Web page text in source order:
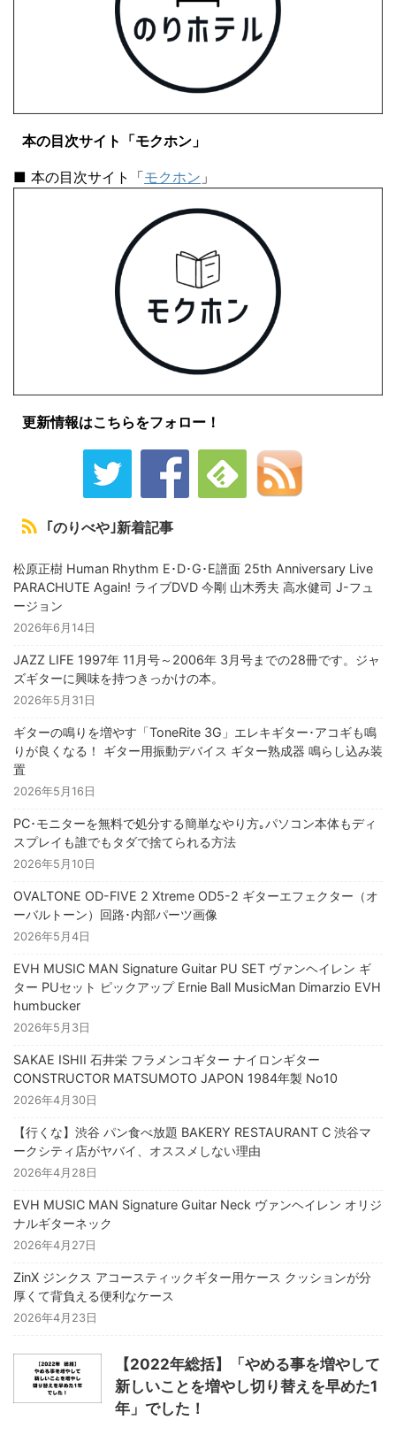
本の目次サイト「モクホン」
■ 本の目次サイト「モクホン 」
更新情報はこちらをフォロー！
｢のりべや｣新着記事
松原正樹 Human Rhythm E･D･G･E譜面 25th Anniversary Live
PARACHUTE Again! ライブDVD 今剛 山木秀夫 高水健司 J-フュ
ージョン
2026年6月14日
JAZZ LIFE 1997年 11月号～2006年 3月号までの28冊です。ジャ
ズギターに興味を持つきっかけの本。
2026年5月31日
ギターの鳴りを増やす「ToneRite 3G」エレキギター･アコギも鳴
りが良くなる！ ギター用振動デバイス ギター熟成器 鳴らし込み装
置
2026年5月16日
PC･モニターを無料で処分する簡単なやり方｡パソコン本体もディ
スプレイも誰でもタダで捨てられる方法
2026年5月10日
OVALTONE OD-FIVE 2 Xtreme OD5-2 ギターエフェクター（オ
ーバルトーン）回路･内部パーツ画像
2026年5月4日
EVH MUSIC MAN Signature Guitar PU SET ヴァンヘイレン ギ
ター PUセット ピックアップ Ernie Ball MusicMan Dimarzio EVH
humbucker
2026年5月3日
SAKAE ISHII 石井栄 フラメンコギター ナイロンギター
CONSTRUCTOR MATSUMOTO JAPON 1984年製 No10
2026年4月30日
【行くな】渋谷 パン食べ放題 BAKERY RESTAURANT C 渋谷マ
ークシティ店がヤバイ、オススメしない理由
2026年4月28日
EVH MUSIC MAN Signature Guitar Neck ヴァンヘイレン オリジ
ナルギターネック
2026年4月27日
ZinX ジンクス アコースティックギター用ケース クッションが分
厚くて背負える便利なケース
2026年4月23日
【2022年総括】「やめる事を増やして
新しいことを増やし切り替えを早めた1
年」でした！